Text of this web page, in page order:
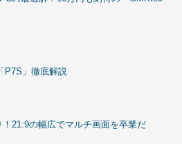
P7S」徹底解説
21:9の幅広でマルチ画面を卒業だ